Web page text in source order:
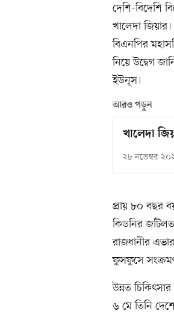
দেশি-বিদেশি
খালেদা
বিএনপির
নিয়ে উদ্বেগ
ইউনূস।
আরও পড়ুন
খালেদা
২৮ নভেম্বর
প্রায় ৮০ বছর
কিডনির
রাজধানীর
ফুসফুসে
উন্নত
৬ মে তিনি